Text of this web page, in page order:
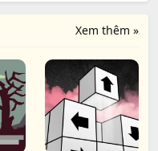
Xem thêm »